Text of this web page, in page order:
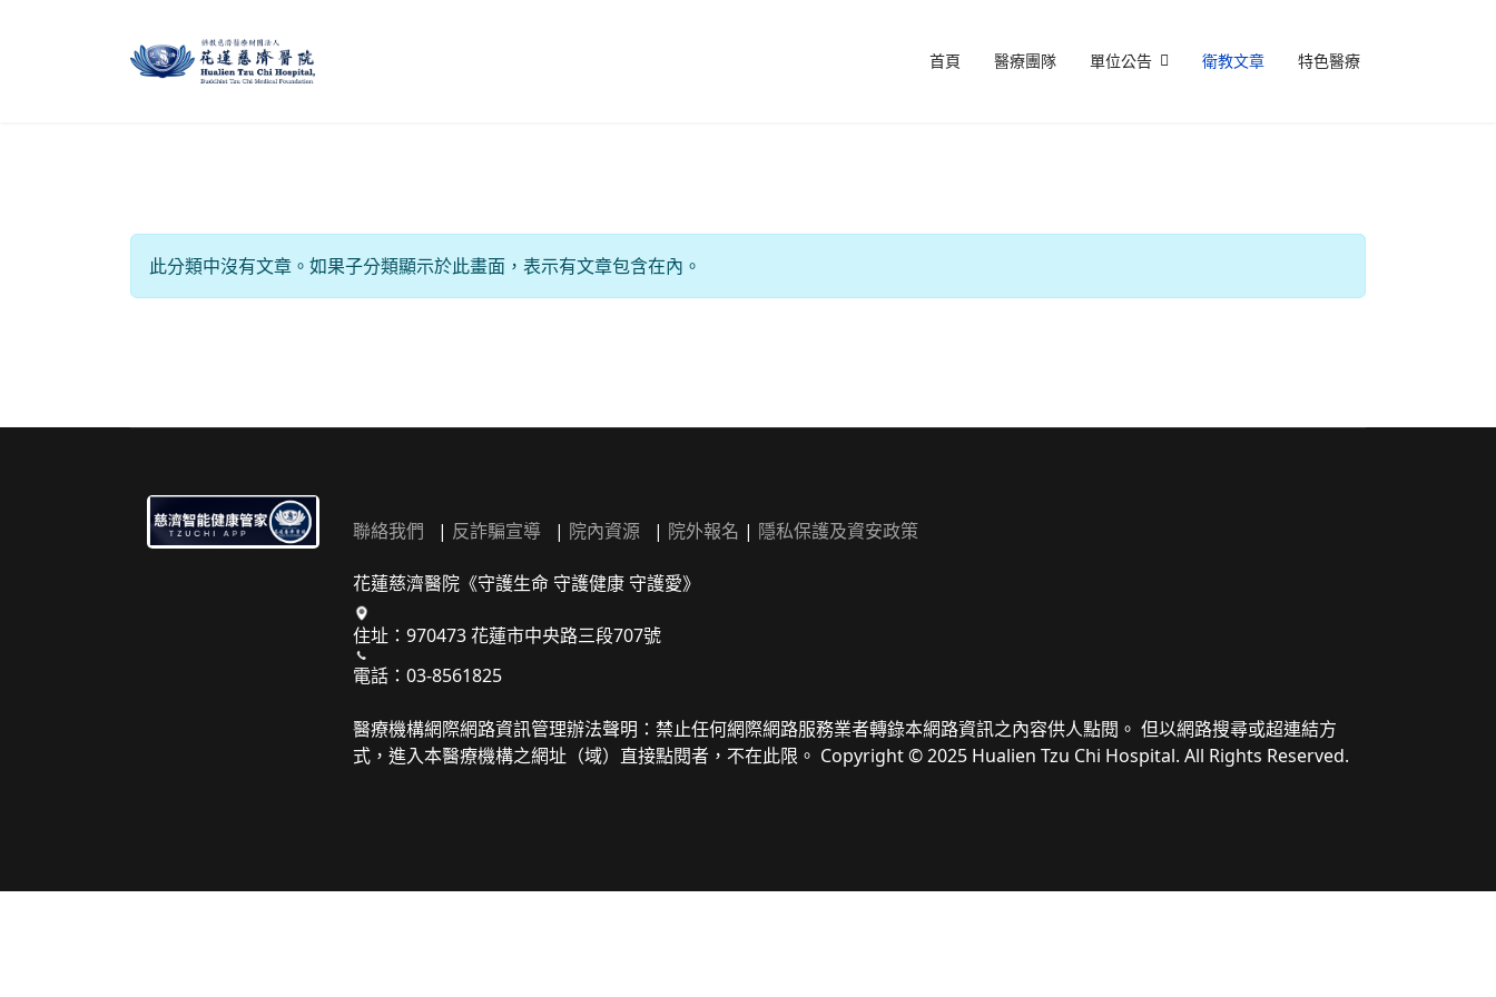
首頁 醫療團隊 單位公告 衛教文章 特色醫療
每頁顯示條數
信息
此分類中沒有文章。如果子分類顯示於此畫面，表示有文章包含在內。
聯絡我們 | 反詐騙宣導 | 院內資源 | 院外報名 | 隱私保護及資安政策
花蓮慈濟醫院《守護生命 守護健康 守護愛》
住址：970473 花蓮市中央路三段707號
電話：03-8561825
醫療機構網際網路資訊管理辦法聲明：禁止任何網際網路服務業者轉錄本網路資訊之內容供人點閱。 但以網路搜尋或超連結方
式，進入本醫療機構之網址（域）直接點閱者，不在此限。 Copyright © 2025 Hualien Tzu Chi Hospital. All Rights Reserved.